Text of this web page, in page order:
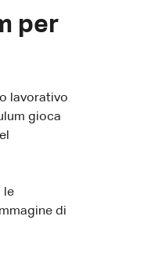
per
lavorativo
gioca
le
di